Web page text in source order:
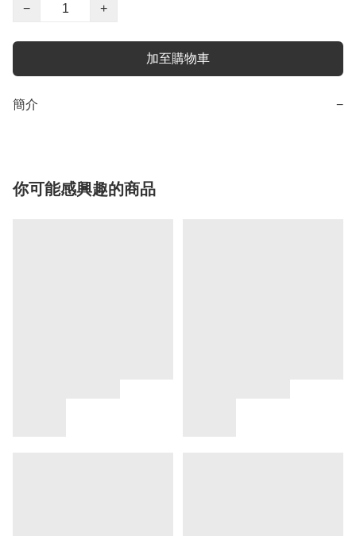
−
+
加至購物車
簡介 −
你可能感興趣的商品